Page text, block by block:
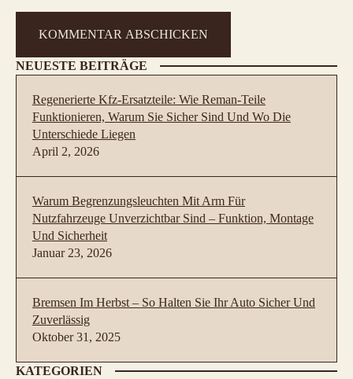
NEUESTE BEITRÄGE
Regenerierte Kfz-Ersatzteile: Wie Reman-Teile
Funktionieren, Warum Sie Sicher Sind Und Wo Die
Unterschiede Liegen
April 2, 2026
Warum Begrenzungsleuchten Mit Arm Für
Nutzfahrzeuge Unverzichtbar Sind – Funktion, Montage
Und Sicherheit
Januar 23, 2026
Bremsen Im Herbst – So Halten Sie Ihr Auto Sicher Und
Zuverlässig
Oktober 31, 2025
KATEGORIEN